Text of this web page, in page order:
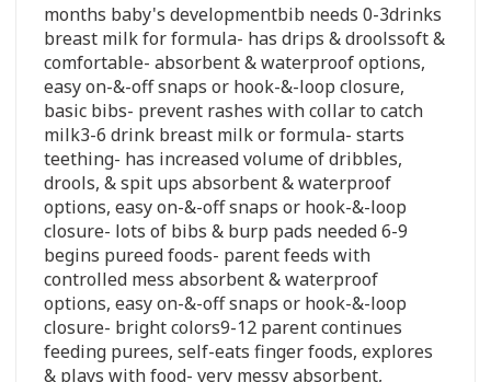
months baby's developmentbib needs 0-3drinks
breast milk for formula- has drips & droolssoft &
comfortable- absorbent & waterproof options,
easy on-&-off snaps or hook-&-loop closure,
basic bibs- prevent rashes with collar to catch
milk3-6 drink breast milk or formula- starts
teething- has increased volume of dribbles,
drools, & spit ups absorbent & waterproof
options, easy on-&-off snaps or hook-&-loop
closure- lots of bibs & burp pads needed 6-9
begins pureed foods- parent feeds with
controlled mess absorbent & waterproof
options, easy on-&-off snaps or hook-&-loop
closure- bright colors9-12 parent continues
feeding purees, self-eats finger foods, explores
& plays with food- very messy absorbent,